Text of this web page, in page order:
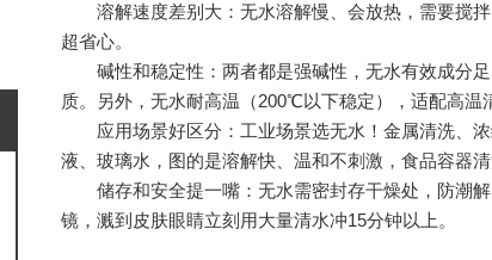
溶解速度差别大：无水溶解慢、会放热，需要搅拌
超省心。
碱性和稳定性：两者都是强碱性，无水有效成分足
质。另外，无水耐高温（200℃以下稳定），适配高温
应用场景好区分：工业场景选无水！金属清洗、浓
液、玻璃水，图的是溶解快、温和不刺激，食品容器清
储存和安全提一嘴：无水需密封存干燥处，防潮解
镜，溅到皮肤眼睛立刻用大量清水冲15分钟以上。